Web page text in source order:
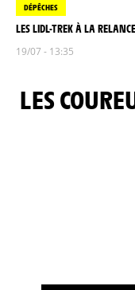
DÉPÊCHES
LES LIDL-TREK À LA RELANCE
19/07 - 13:35
LES